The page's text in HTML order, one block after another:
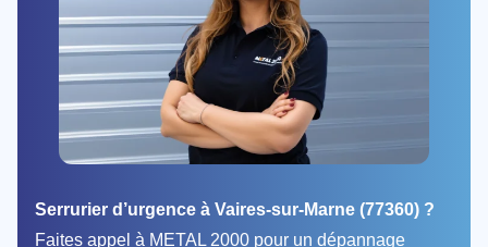
Serrurier d’urgence à Vaires-sur-Marne (77360) ?
Faites appel à METAL 2000 pour un dépannage